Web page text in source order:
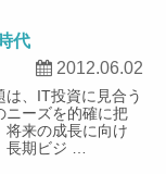
代
2012.06.02
は、IT投資に見合う
ニーズを的確に把
将来の成長に向け
長期ビジ …